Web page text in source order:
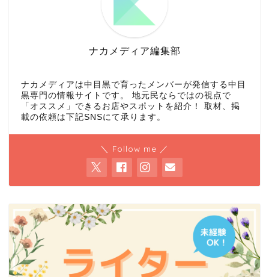
ナカメディア編集部
ナカメディアは中目黒で育ったメンバーが発信する中目
黒専門の情報サイトです。 地元民ならではの視点で
「オススメ」できるお店やスポットを紹介！ 取材、掲
載の依頼は下記SNSにて承ります。
＼ Follow me ／